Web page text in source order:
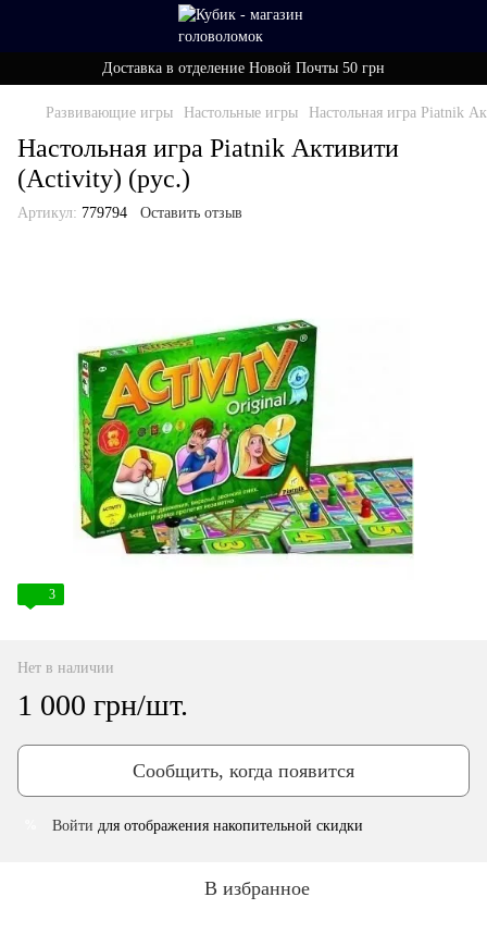
Доставка в отделение Новой Почты 50 грн
Развивающие игры Настольные игры Настольная игра Piatnik
Настольная игра Piatnik Активити
(Activity) (рус.)
Артикул: 779794 Оставить отзыв
3
Нет в наличии
1 000 грн/шт.
Сообщить, когда появится
Войти для отображения накопительной скидки
В избранное